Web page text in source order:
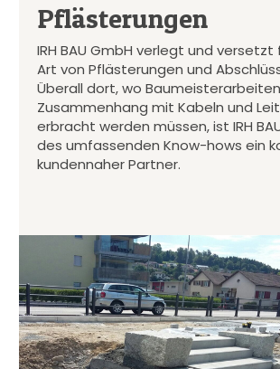
Pflästerungen
IRH BAU GmbH verlegt und versetzt
Art von Pflästerungen und
Überall dort, wo
Zusammenhang mit Kabeln und
erbracht werden müssen, ist IRH
des umfassenden Know-hows ein
kundennaher Partner.